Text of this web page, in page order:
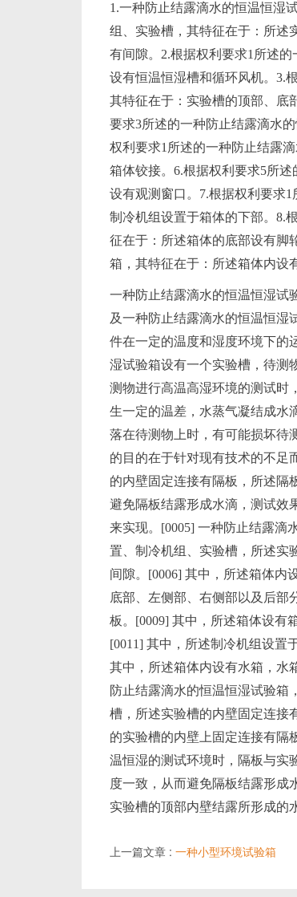
1.一种防止结露滴水的恒温恒湿
组、实验槽，其特征在于：所述
有间隙。2.根据权利要求1所述
设有恒温恒湿槽和循环风机。3.
其特征在于：实验槽的顶部、底
要求3所述的一种防止结露滴水
权利要求1所述的一种防止结露
箱体铰接。6.根据权利要求5所
设有观测窗口。7.根据权利要求
制冷机组设置于箱体的下部。8.
征在于：所述箱体的底部设有脚
箱，其特征在于：所述箱体内设
一种防止结露滴水的恒温恒湿试
及一种防止结露滴水的恒温恒湿
件在一定的温度和湿度环境下的
湿试验箱设有一个实验槽，待测
测物进行高温高湿环境的测试时
生一定的温差，水蒸气凝结成水
落在待测物上时，有可能损坏待
的目的在于针对现有技术的不足
的内壁固定连接有隔板，所述隔
避免隔板结露形成水滴，测试效
来实现。[0005] 一种防止结露滴
置、制冷机组、实验槽，所述实
间隙。[0006] 其中，所述箱体内
底部、左侧部、右侧部以及后部
板。[0009] 其中，所述箱体设有
[0011] 其中，所述制冷机组设置
其中，所述箱体内设有水箱，水
防止结露滴水的恒温恒湿试验箱
槽，所述实验槽的内壁固定连接
的实验槽的内壁上固定连接有隔
温恒湿的测试环境时，隔板与实
度一致，从而避免隔板结露形成
实验槽的顶部内壁结露所形成的
上一篇文章 : 一种小型环境试验箱